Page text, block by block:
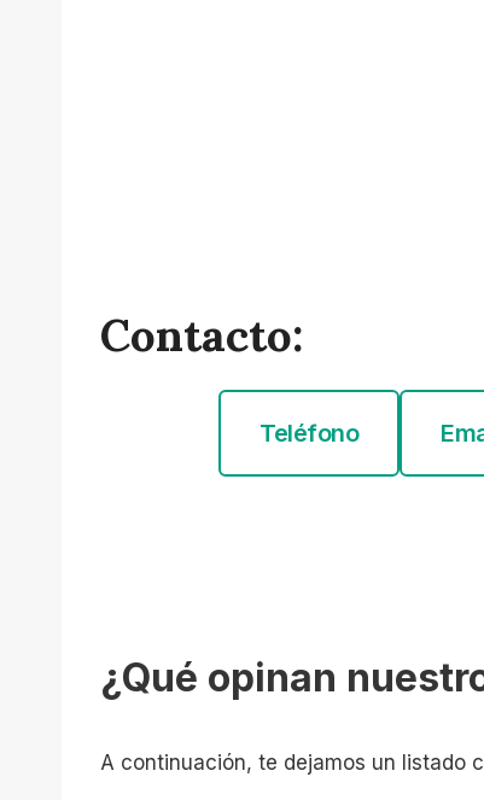
Contacto:
Teléfono
¿Qué opinan
A continuación, te dejamos un listado